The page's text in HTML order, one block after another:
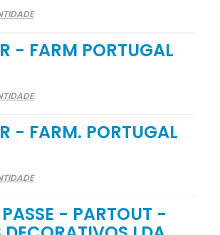
- FARM PORTUGAL
- FARM. PORTUGAL
- PARTOUT -